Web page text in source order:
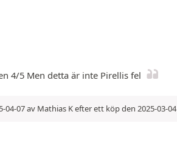
4/5 Men detta är inte Pirellis fel
04-07 av Mathias K efter ett köp den 2025-03-04